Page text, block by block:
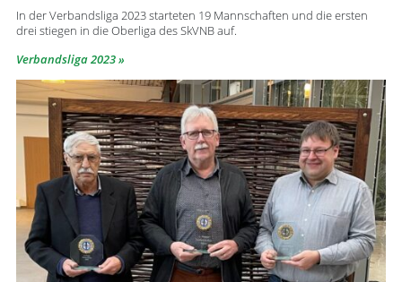
In der Verbandsliga 2023 starteten 19 Mannschaften und die ersten
drei stiegen in die Oberliga des SkVNB auf.
Verbandsliga 2023